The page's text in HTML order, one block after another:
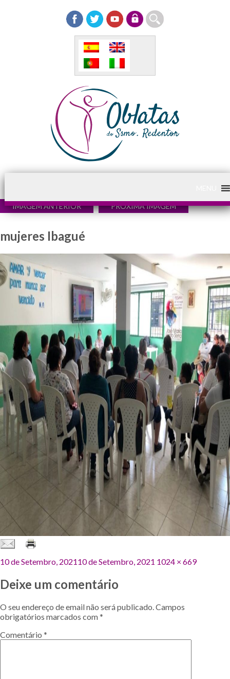
IMAGEM ANTERIOR PRÓXIMA IMAGEM
mujeres Ibagué
Publicado
10 de Setembro, 202110 de Setembro, 2021 Tamanho
1024 × 669
Deixe um comentário
O seu endereço de email não será publicado.Campos
obrigatórios marcados com*
Comentário *